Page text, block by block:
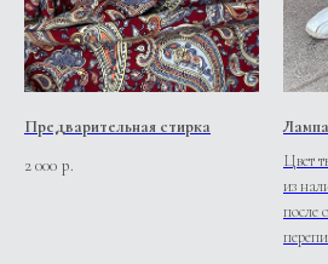
Предварительная стирка
2 000 р.
Цвет
из
после